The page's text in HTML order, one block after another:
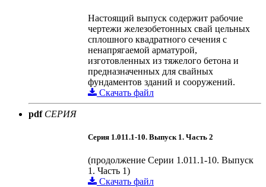
Настоящий выпуск содержит рабочие
чертежи железобетонных свай цельных
сплошного квадратного сечения с
ненапрягаемой арматурой,
изготовленных из тяжелого бетона и
предназначенных для свайных
фундаментов зданий и сооружений.
Скачать файл
pdf СЕРИЯ
Серия 1.011.1-10. Выпуск 1. Часть 2
(продолжение Серии 1.011.1-10. Выпуск
1. Часть 1)
Скачать файл